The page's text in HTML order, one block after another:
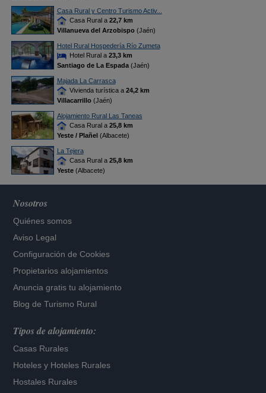
Casa Rural y Centro Turismo Activ...
Casa Rural a 22,7 km
Villanueva del Arzobispo(Jaén)
Hotel Rural Hospedería Río Zumeta
Hotel Rural a 23,3 km
Santiago de La Espada(Jaén)
Majada La Carrasca
Vivienda turística a 24,2 km
Villacarrillo(Jaén)
Alojamiento Rural Las Taneas
Casa Rural a 25,8 km
Yeste / Plañel(Albacete)
La Tejera
Casa Rural a 25,8 km
Yeste(Albacete)
Nosotros
Quiénes somos
Aviso Legal
Configuración de Cookies
Propietarios alojamientos
Anuncia gratis tu alojamiento
Blog de Turismo Rural
Tipos de alojamiento:
Casas Rurales
Hoteles y Hoteles Rurales
Hostales Rurales